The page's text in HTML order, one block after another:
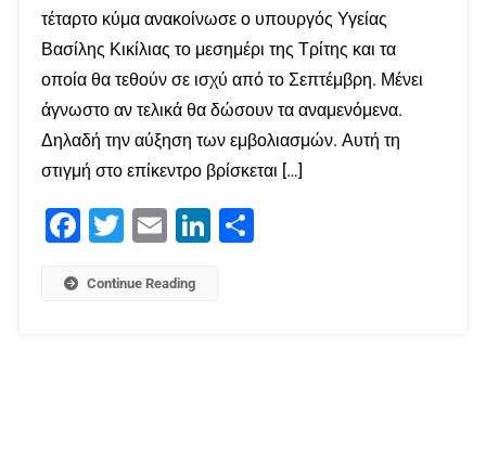
τέταρτο κύμα ανακοίνωσε ο υπουργός Υγείας
Βασίλης Κικίλιας το μεσημέρι της Τρίτης και τα
οποία θα τεθούν σε ισχύ από το Σεπτέμβρη. Μένει
άγνωστο αν τελικά θα δώσουν τα αναμενόμενα.
Δηλαδή την αύξηση των εμβολιασμών. Αυτή τη
στιγμή στο επίκεντρο βρίσκεται […]
Facebook
Twitter Email LinkedIn
Continue Reading